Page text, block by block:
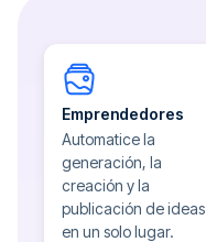
Emprendedores
Automatice la
generación, la
creación y la
publicación de ideas
en un solo lugar.